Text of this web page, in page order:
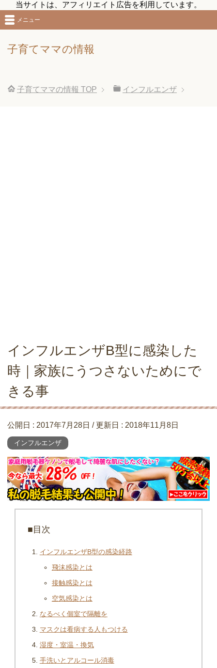
当サイトは、アフィリエイト広告を利用しています。
子育てママの情報
メニュー
子育てママの情報 TOP インフルエンザ
インフルエンザB型に感染した
時｜家族にうつさないためにで
きる事
公開日 : 2017年7月28日 / 更新日 : 2018年11月8日
インフルエンザ
■目次
インフルエンザB型の感染経路
飛沫感染とは
接触感染とは
空気感染とは
なるべく個室で隔離を
マスクは看病する人もつける
湿度・室温・換気
手洗いとアルコール消毒